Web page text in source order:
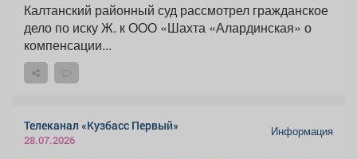
Калтанский районный суд рассмотрел гражданское
дело по иску Ж. к ООО «Шахта «Алардинская» о
компенсации...
Телеканал «Кузбасс Первый»
28.07.2026
Информация